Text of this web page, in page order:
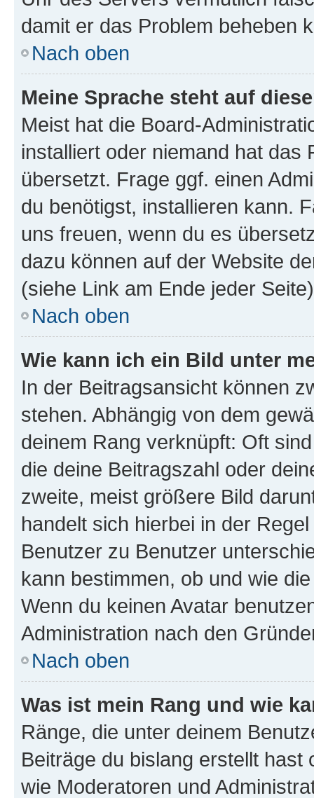
damit er das Problem beheben
Nach oben
Meine Sprache steht auf
Meist hat die Board-
installiert oder niemand hat das
übersetzt. Frage ggf. einen
du benötigst, installieren kann.
uns freuen, wenn du es
dazu können auf der Website
(siehe Link am Ende jeder
Nach oben
Wie kann ich ein Bild unter
In der Beitragsansicht können
stehen. Abhängig von dem
deinem Rang verknüpft: Oft
die deine Beitragszahl oder
zweite, meist größere Bild
handelt sich hierbei in der
Benutzer zu Benutzer
kann bestimmen, ob und wie
Wenn du keinen Avatar
Administration nach den
Nach oben
Was ist mein Rang und wie
Ränge, die unter deinem
Beiträge du bislang erstellt
wie Moderatoren und